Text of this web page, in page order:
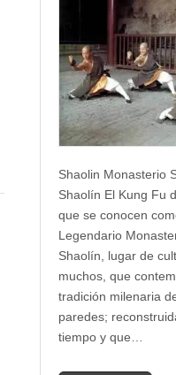
Shaolin Monasterio
Shaolín El Kung Fu
que se conocen
Legendario
Shaolín, lugar de
muchos, que
tradición milenaria
paredes;
tiempo y que…